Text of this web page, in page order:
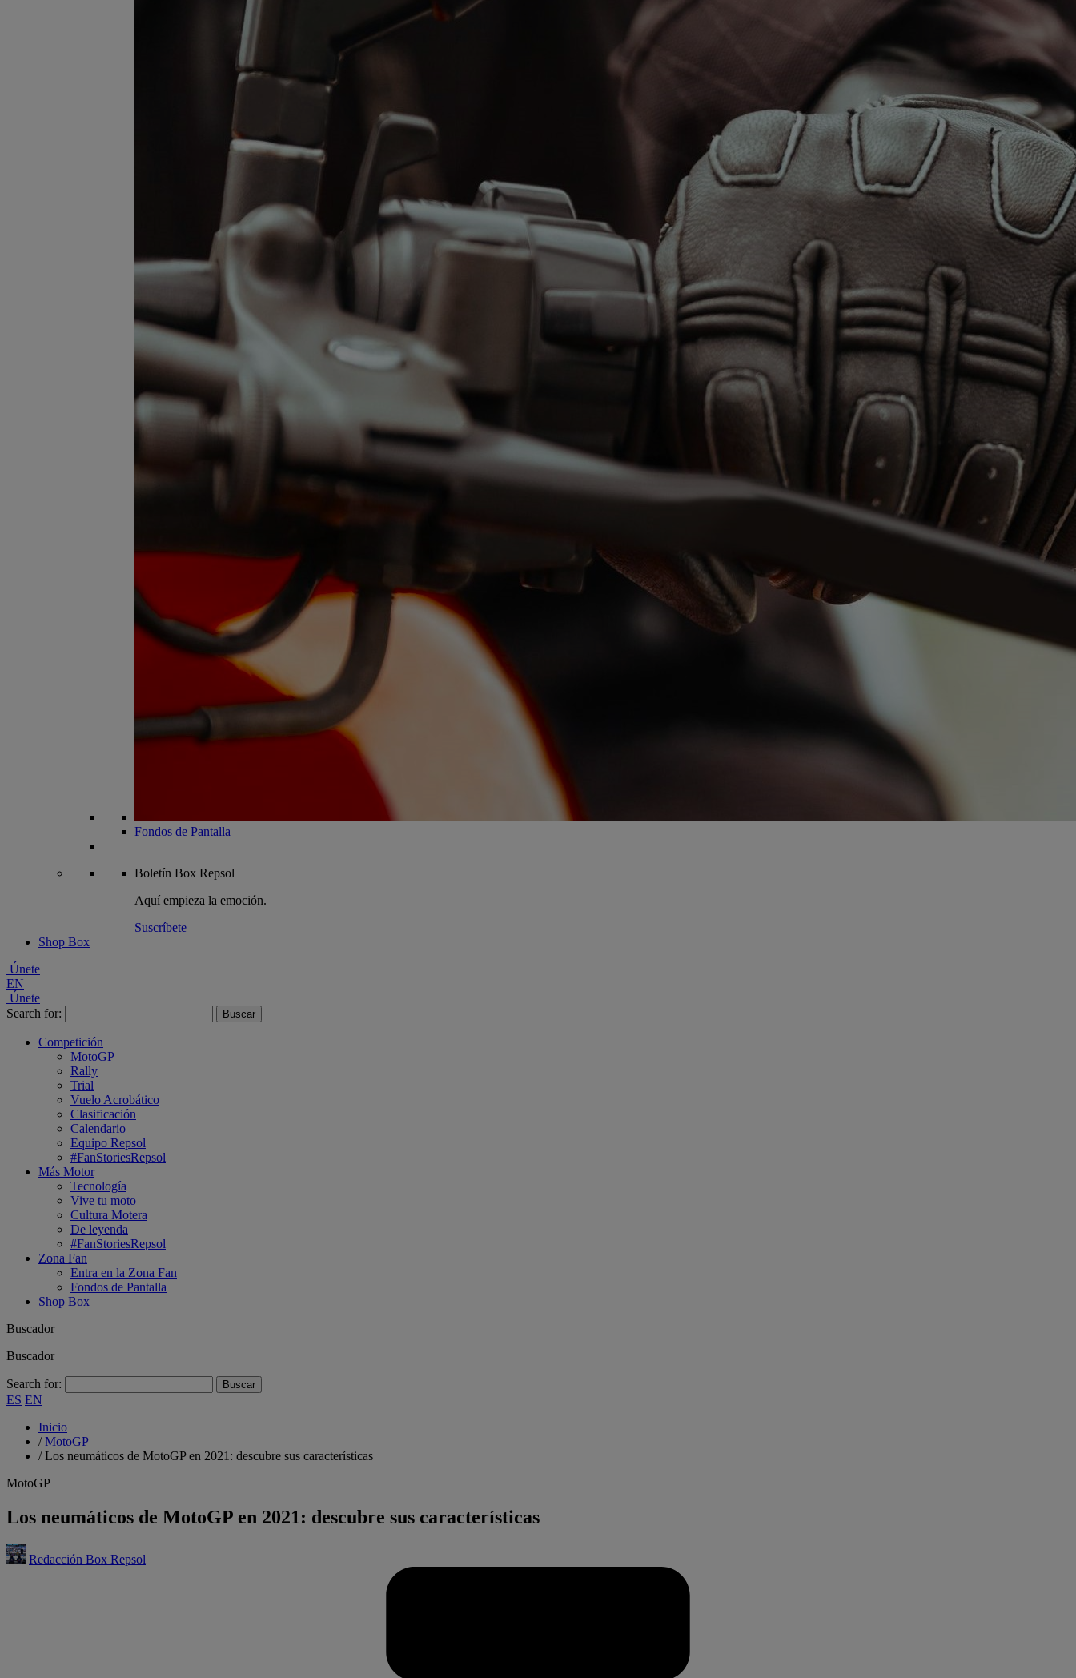
Fondos de Pantalla
Boletín Box Repsol
Aquí empieza la emoción.
Suscríbete
Shop Box
Únete
EN
Únete
Search for:
Competición
MotoGP
Rally
Trial
Vuelo Acrobático
Clasificación
Calendario
Equipo Repsol
#FanStoriesRepsol
Más Motor
Tecnología
Vive tu moto
Cultura Motera
De leyenda
#FanStoriesRepsol
Zona Fan
Entra en la Zona Fan
Fondos de Pantalla
Shop Box
Buscador
Buscador
Search for:
ES EN
Inicio
/MotoGP
/Los neumáticos de MotoGP en 2021: descubre sus características
MotoGP
Los neumáticos de MotoGP en 2021: descubre sus características
Redacción Box Repsol